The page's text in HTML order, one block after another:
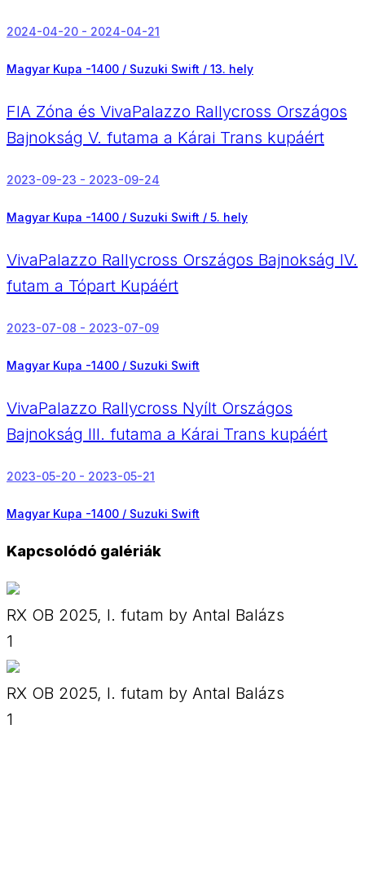
2024-04-20 - 2024-04-21
Magyar Kupa -1400 / Suzuki Swift / 13. hely
FIA Zóna és VivaPalazzo Rallycross Országos
Bajnokság V. futama a Kárai Trans kupáért
2023-09-23 - 2023-09-24
Magyar Kupa -1400 / Suzuki Swift / 5. hely
VivaPalazzo Rallycross Országos Bajnokság IV.
futam a Tópart Kupáért
2023-07-08 - 2023-07-09
Magyar Kupa -1400 / Suzuki Swift
VivaPalazzo Rallycross Nyílt Országos
Bajnokság III. futama a Kárai Trans kupáért
2023-05-20 - 2023-05-21
Magyar Kupa -1400 / Suzuki Swift
Kapcsolódó galériák
RX OB 2025, I. futam by Antal Balázs
1
RX OB 2025, I. futam by Antal Balázs
1